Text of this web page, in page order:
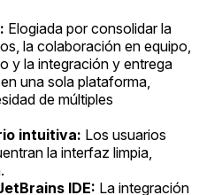
Elogiada por consolidar la
la colaboración en equipo,
y la integración y entrega
una sola plataforma,
de múltiples
intuitiva: Los usuarios
la interfaz limpia,
IDE: La integración